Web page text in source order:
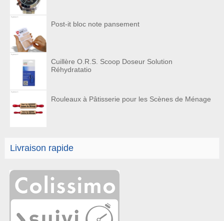
Post-it bloc note pansement
Cuillère O.R.S. Scoop Doseur Solution
Réhydratatio
Rouleaux à Pâtisserie pour les Scènes de Ménage
Livraison rapide